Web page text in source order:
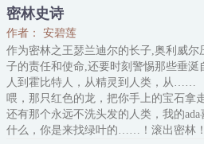
精灵：“你真有趣，不如来交个朋友？”
泰伦：“……再也不见。”
精灵：“咦，别走啊，我还没买完呢！”
密林史诗
作者： 安碧莲
作为密林之王瑟兰迪尔的长子,奥利威尔
子的责任和使命,还要时刻警惕那些垂涎
人到霍比特人，从精灵到人类，从……
喂，那只红色的龙，把你手上的宝石拿
还有那个永远不洗头发的人类，我的ada
什么，你是来找绿叶的……！滚出密林